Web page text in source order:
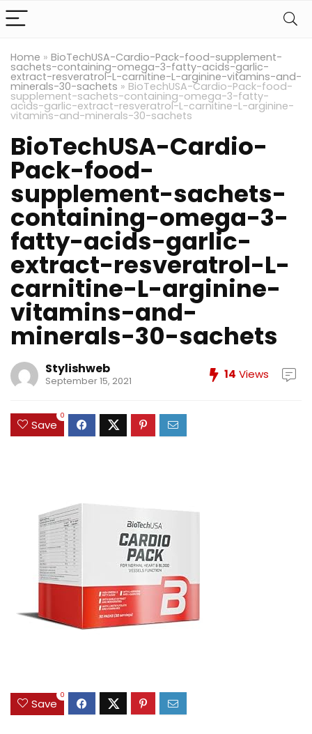
Home » BioTechUSA-Cardio-Pack-food-supplement-
sachets-containing-omega-3-fatty-acids-garlic-
extract-resveratrol-L-carnitine-L-arginine-vitamins-and-
minerals-30-sachets » BioTechUSA-Cardio-Pack-food-
supplement-sachets-containing-omega-3-fatty-
acids-garlic-extract-resveratrol-L-carnitine-L-arginine-
vitamins-and-minerals-30-sachets
BioTechUSA-Cardio-
Pack-food-
supplement-sachets-
containing-omega-3-
fatty-acids-garlic-
extract-resveratrol-L-
carnitine-L-arginine-
vitamins-and-
minerals-30-sachets
Stylishweb
September 15, 2021 14 Views
Save
0
Save
0